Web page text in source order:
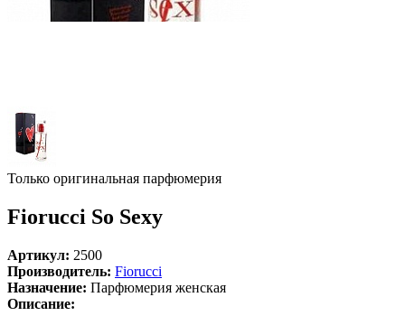
Только оригинальная парфюмерия
Fiorucci So Sexy
Артикул: 2500
Производитель: Fiorucci
Назначение: Парфюмерия женская
Описание: